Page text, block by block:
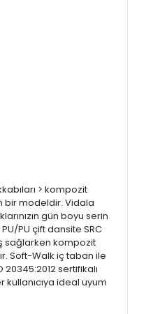
> kompozit
bir modeldir. Vidala
gün boyu serin
PU çift dansite SRC
sağlarken kompozit
Soft-Walk iç taban ile
sertifikalı
kullanıcıya ideal uyum